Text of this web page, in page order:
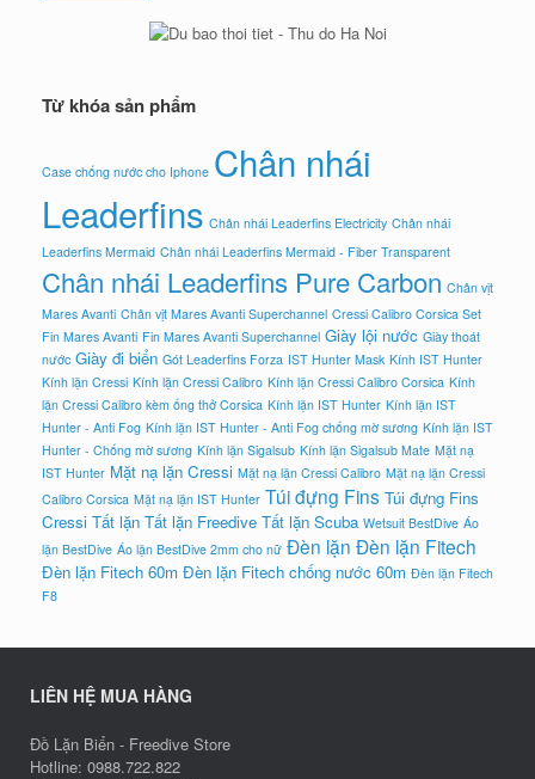
Từ khóa sản phẩm
Case chống nước cho Iphone Chân nhái
Leaderfins Chân nhái Leaderfins Electricity Chân nhái
Leaderfins Mermaid Chân nhái Leaderfins Mermaid - Fiber Transparent
Chân nhái Leaderfins Pure Carbon Chân vịt
Mares Avanti Chân vịt Mares Avanti Superchannel Cressi Calibro Corsica Set
Fin Mares Avanti Fin Mares Avanti Superchannel Giày lội nước Giày thoát
nước Giày đi biển Gót Leaderfins Forza IST Hunter Mask Kính IST Hunter
Kính lặn Cressi Kính lặn Cressi Calibro Kính lặn Cressi Calibro Corsica Kính
lặn Cressi Calibro kèm ống thở Corsica Kính lặn IST Hunter Kính lặn IST
Hunter - Anti Fog Kính lặn IST Hunter - Anti Fog chống mờ sương Kính lặn IST
Hunter - Chống mờ sương Kính lặn Sigalsub Kính lặn Sigalsub Mate Mặt nạ
IST Hunter Mặt nạ lặn Cressi Mặt nạ lặn Cressi Calibro Mặt nạ lặn Cressi
Calibro Corsica Mặt nạ lặn IST Hunter Túi đựng Fins Túi đựng Fins
Cressi Tất lặn Tất lặn Freedive Tất lặn Scuba Wetsuit BestDive Áo
lặn BestDive Áo lặn BestDive 2mm cho nữ Đèn lặn Đèn lặn Fitech
Đèn lặn Fitech 60m Đèn lặn Fitech chống nước 60m Đèn lặn Fitech
F8
LIÊN HỆ MUA HÀNG
Đồ Lặn Biển - Freedive Store
Hotline: 0988.722.822